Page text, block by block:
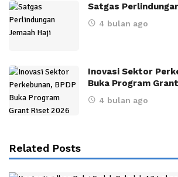
Satgas
4 bulan ago
Inovasi Sektor
Buka Program
4 bulan ago
Related Posts